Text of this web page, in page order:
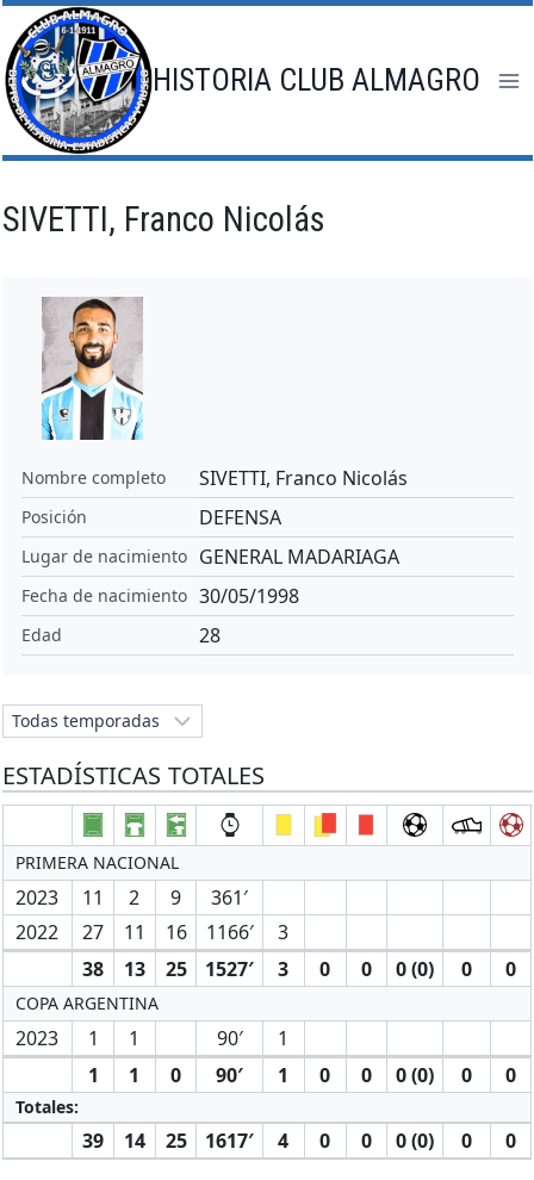
Saltar
al
contenido
HISTORIA CLUB ALMAGRO
SIVETTI, Franco Nicolás
Nombre completo SIVETTI, Franco Nicolás
Posición DEFENSA
Lugar de nacimiento GENERAL MADARIAGA
Fecha de nacimiento 30/05/1998
Edad 28
ESTADÍSTICAS TOTALES
PRIMERA NACIONAL
2023 11 2 9
361′
2022
27 11 16 1166′
3
38
13 25 1527′ 3 0 0 0 (0) 0 0
COPA ARGENTINA
2023 1 1 90′
1
1
1 0 90′ 1 0 0 0 (0) 0 0
Totales:
39 14 25 1617′ 4 0 0 0 (0) 0 0